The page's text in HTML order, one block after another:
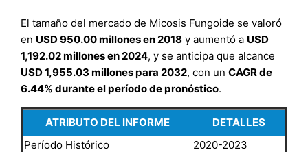
El tamaño del mercado de Micosis Fungoide se valoró
en USD 950.00 millones en 2018 y aumentó a USD
1,192.02 millones en 2024, y se anticipa que alcance
USD 1,955.03 millones para 2032, con unCAGR de
6.44% durante el período de pronóstico.
ATRIBUTO DEL INFORME
DETALLES
Período Histórico
2020-2023